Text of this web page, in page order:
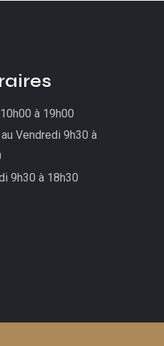
à 19h00
Vendredi 9h30 à
9h30 à 18h30